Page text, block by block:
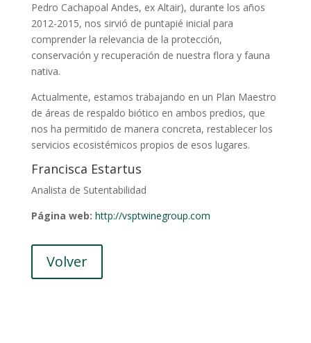
Pedro Cachapoal Andes, ex Altair), durante los años
2012-2015, nos sirvió de puntapié inicial para
comprender la relevancia de la protección,
conservación y recuperación de nuestra flora y fauna
nativa.
Actualmente, estamos trabajando en un Plan Maestro
de áreas de respaldo biótico en ambos predios, que
nos ha permitido de manera concreta, restablecer los
servicios ecosistémicos propios de esos lugares.
Francisca Estartus
Analista de Sutentabilidad
Página web: http://vsptwinegroup.com
Volver